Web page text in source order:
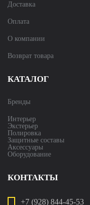
Доставка
Оплата
О компании
Возврат товара
КАТАЛОГ
Бренды
Интерьер
Экстерьер
Полировка
Защитные составы
Аксессуары
Оборудование
КОНТАКТЫ
+7 (928) 844-45-53